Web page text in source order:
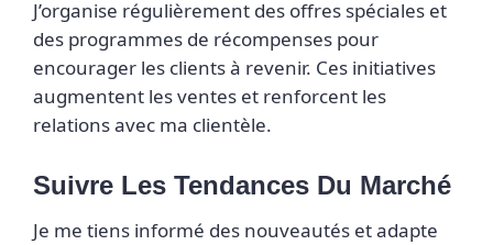
J’organise régulièrement des offres spéciales et
des programmes de récompenses pour
encourager les clients à revenir. Ces initiatives
augmentent les ventes et renforcent les
relations avec ma clientèle.
Suivre Les Tendances Du Marché
Je me tiens informé des nouveautés et adapte